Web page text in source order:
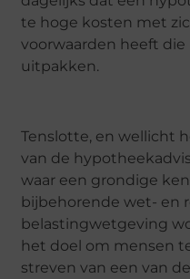
te hoge kosten met
voorwaarden heeft
uitpakken.
Tenslotte, en wellicht
van de
waar een grondige
bijbehorende wet- en
belastingwetgeving
het doel om mensen
streven van een van